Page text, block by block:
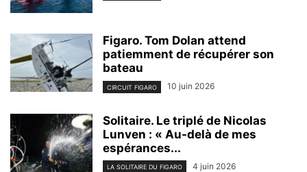
Figaro. Tom Dolan attend
patiemment de récupérer son
bateau
CIRCUIT FIGARO 10 juin 2026
Solitaire. Le triplé de Nicolas
Lunven : « Au-delà de mes
espérances...
LA SOLITAIRE DU FIGARO 4 juin 2026